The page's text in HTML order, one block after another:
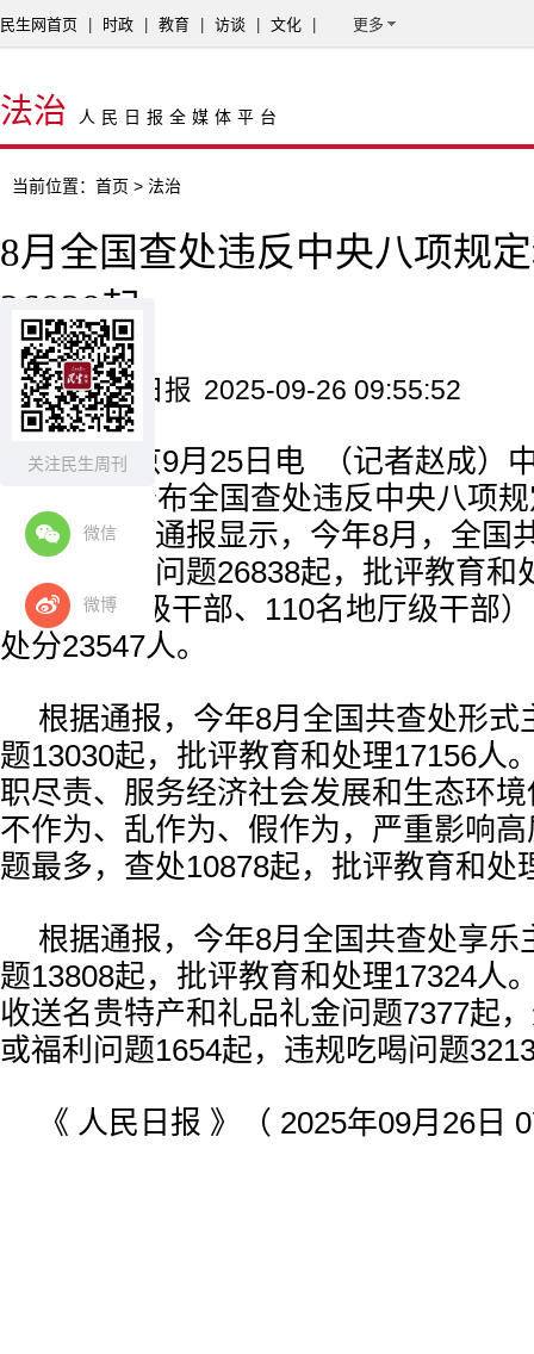
关注民生周刊
微信
微博
民生网首页 时政 教育 访谈 文化 更多
法治 人民日报全媒体平台
当前位置： 首页 > 法治
8月全国查处违反中央八项规
26838起
来源：人民日报 2025-09-26 09:55:52
本报北京9月25日电 （记者赵成）
网站25日公布全国查处违反中央八项
月报数据。通报显示，今年8月，全国
项规定精神问题26838起，批评教育和
括4名省部级干部、110名地厅级干部
处分23547人。
根据通报，今年8月全国共查处形式
题13030起，批评教育和处理17156人
职尽责、服务经济社会发展和生态环
不作为、乱作为、假作为，严重影响高
题最多，查处10878起，批评教育和处
根据通报，今年8月全国共查处享乐
题13808起，批评教育和处理17324人
收送名贵特产和礼品礼金问题7377起
或福利问题1654起，违规吃喝问题
《 人民日报 》（ 2025年09月26日